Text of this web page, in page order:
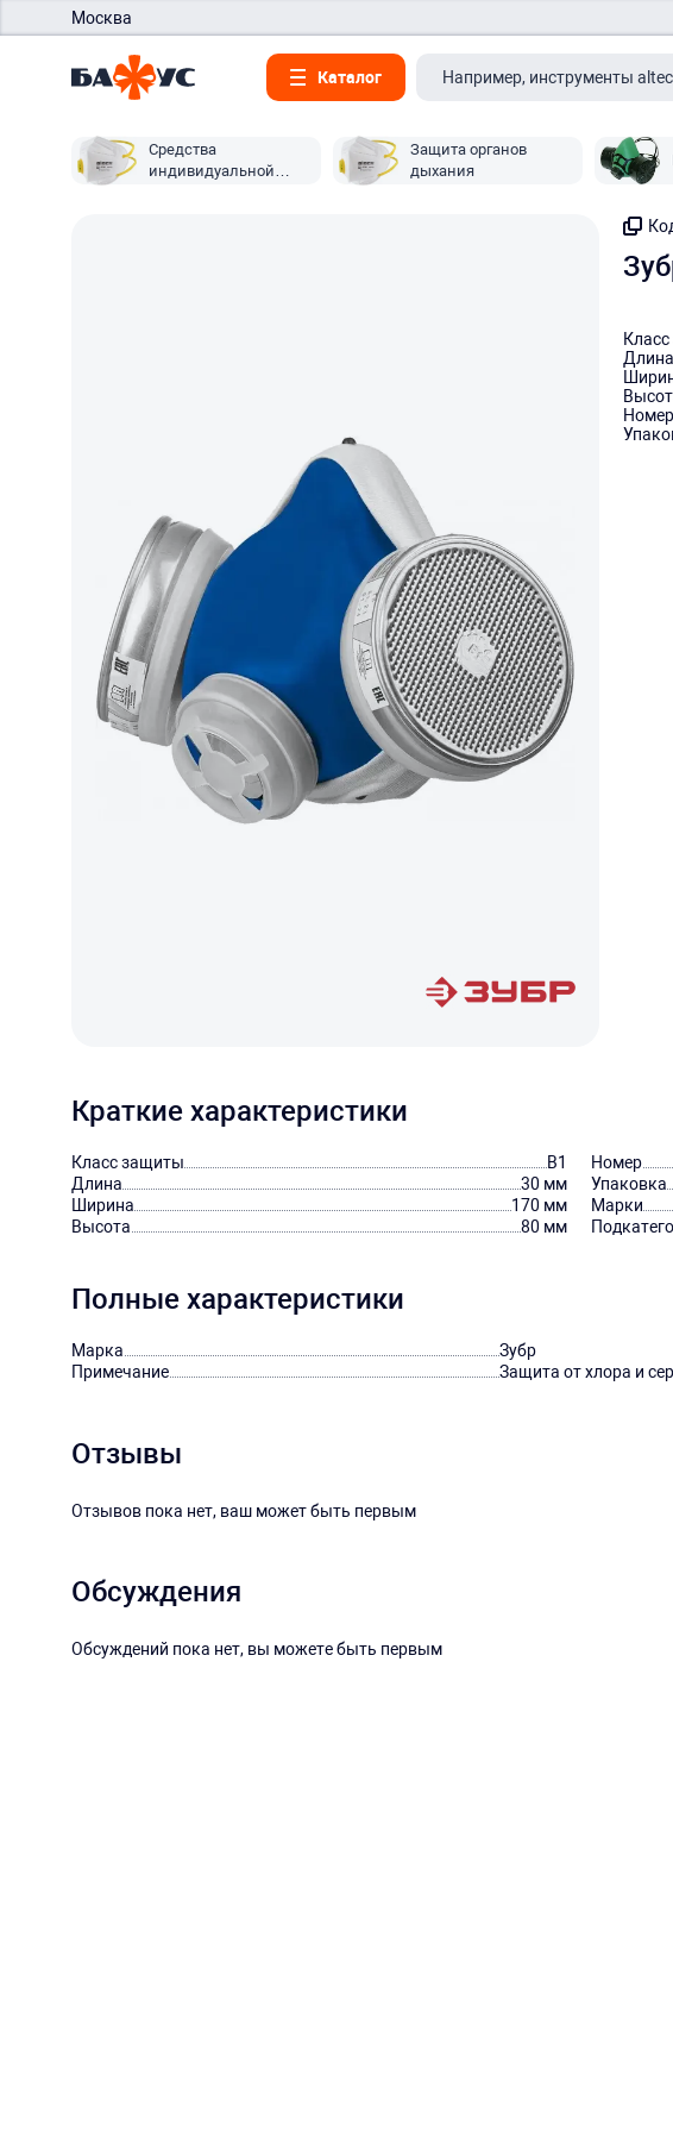
Москва
Каталог
Средства
индивидуальной
Защита органов
дыхания
Длина
Номер
Краткие характеристики
Класс защиты
В1
Длина
30 мм
Ширина
170 мм
Высота
80 мм
Номер
Упаковка
Марки
Полные характеристики
Марка
Зубр
Примечание
Защита от хлора и
Отзывы
Отзывов пока нет, ваш может быть первым
Обсуждения
Обсуждений пока нет, вы можете быть первым